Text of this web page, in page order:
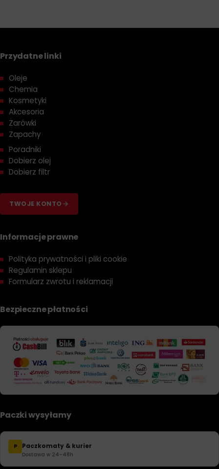
Przydatne linki
Oleje
Chemia
Kosmetyki
Akcesoria
Żarówki
Zapachy
Poradniki
Dobierz olej
Dobierz filtr
TWOJE KONTO
Informacje prawne
Polityka prywatności i pliki cookie
Regulamin sklepu
Formularz zwrotu i reklamacji
Bezpieczne płatności
Paczki wysyłamy
P Paczkomaty & kurier
Dostawa w 24–48h